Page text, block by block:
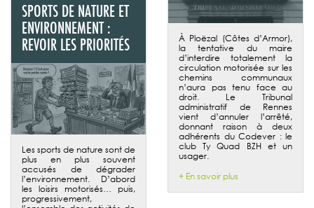
À Ploëzal (Côtes d’Armor),
la tentative du maire
d’interdire totalement la
circulation motorisée sur les
chemins communaux
n’aura pas tenu face au
droit. Le Tribunal
administratif de Rennes
vient d’annuler l’arrêté,
donnant raison à deux
adhérents du Codever : le
club Ty Quad BZH et un
usager.
+ En savoir plus
SPORTS DE NATURE ET
ENVIRONNEMENT :
REVOIR LES PRIORITÉS
Les sports de nature sont de
plus en plus souvent
accusés de dégrader
l’environnement. D’abord
les loisirs motorisés… puis,
progressivement,